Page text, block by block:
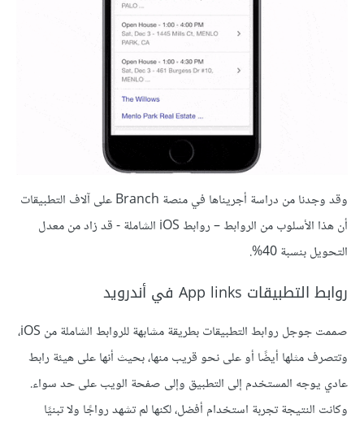
وقد وجدنا من دراسة أجريناها في منصة Branch على آلاف التطبيقات
أن هذا الأسلوب من الروابط – روابط iOS الشاملة - قد زاد من معدل
التحويل بنسبة 40%.
روابط التطبيقات App links في أندرويد
صممت جوجل روابط التطبيقات بطريقة مشابهة للروابط الشاملة من iOS،
وتتصرف مثلها أيضًا أو على نحو قريب منها، بحيث أنها على هيئة رابط
عادي يوجه المستخدم إلى التطبيق وإلى صفحة الويب على حد سواء.
وكانت النتيجة تجربة استخدام أفضل، لكنها لم تشهد رواجًا ولا تبنيًا